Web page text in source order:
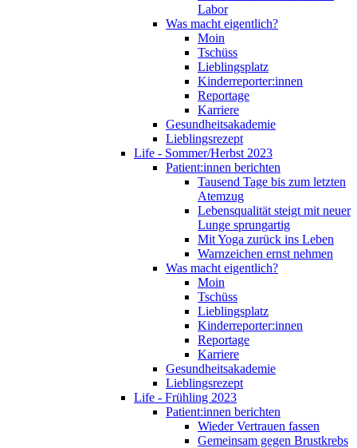
Labor
Was macht eigentlich?
Moin
Tschüss
Lieblingsplatz
Kinderreporter:innen
Reportage
Karriere
Gesundheitsakademie
Lieblingsrezept
Life - Sommer/Herbst 2023
Patient:innen berichten
Tausend Tage bis zum letzten
Atemzug
Lebensqualität steigt mit neuer
Lunge sprungartig
Mit Yoga zurück ins Leben
Warnzeichen ernst nehmen
Was macht eigentlich?
Moin
Tschüss
Lieblingsplatz
Kinderreporter:innen
Reportage
Karriere
Gesundheitsakademie
Lieblingsrezept
Life - Frühling 2023
Patient:innen berichten
Wieder Vertrauen fassen
Gemeinsam gegen Brustkrebs